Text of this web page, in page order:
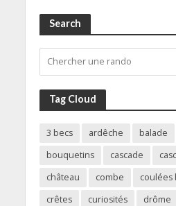
Search
Tag Cloud
3 becs ardêche balade
bouquetins
cascade
château
combe coulées
crêtes
curiosités drôme